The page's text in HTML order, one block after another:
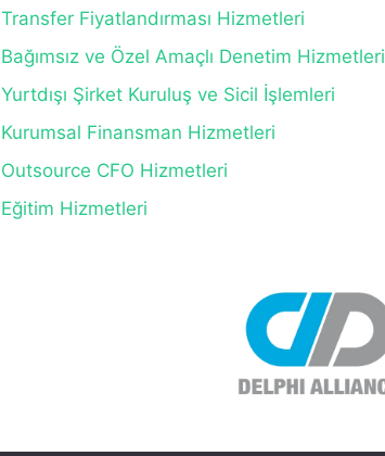
Transfer Fiyatlandırması Hizmetleri
Bağımsız ve Özel Amaçlı Denetim Hizmetleri
Yurtdışı Şirket Kuruluş ve Sicil İşlemleri
Kurumsal Finansman Hizmetleri
Outsource CFO Hizmetleri
Eğitim Hizmetleri